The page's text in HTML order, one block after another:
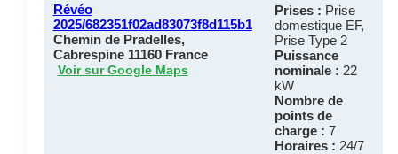
Révéo
2025/682351f02ad83073f8d115b1
Chemin de Pradelles,
Cabrespine 11160 France
Voir sur Google Maps
Prises : Prise
domestique EF,
Prise Type 2
Puissance
nominale : 22
kW
Nombre de
points de
charge : 7
Horaires : 24/7